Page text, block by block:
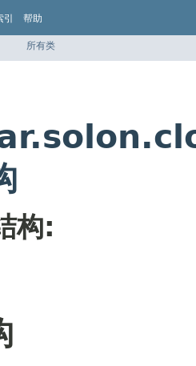
帮助
所有类
构: